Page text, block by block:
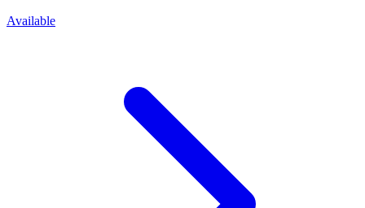
Available